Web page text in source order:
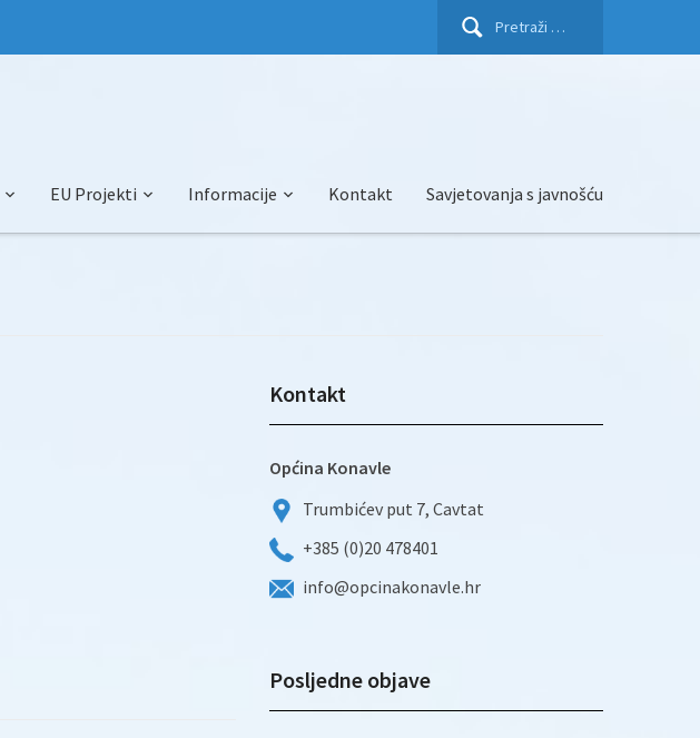
Pretraži:
EU Projekti Informacije Kontakt Savjetovanja s javnošću
Kontakt
Općina Konavle
Trumbićev put 7, Cavtat
+385 (0)20 478401
info@opcinakonavle.hr
Posljedne objave